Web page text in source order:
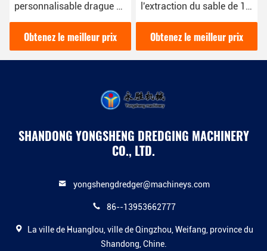
personnalisable drague à
sable 50kw pour vos
besoins d'extraction de
sable
Obtenez le meilleur prix
l'extraction du sable de 16
kW avec une couleur bleue
pour divers besoins
d'extraction du sable
Obtenez le meilleur prix
SHANDONG YONGSHENG DREDGING MACHINERY
CO., LTD.
yongshengdredger@machineys.com
86--13953662777
La ville de Huanglou, ville de Qingzhou, Weifang, province du
Shandong, Chine.